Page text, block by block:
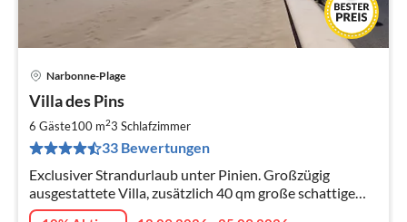
Narbonne-Plage
Villa des Pins
6 Gäste100 m23 Schlafzimmer
33 Bewertungen
Exclusiver Strandurlaub unter Pinien. Großzügig
ausgestattete Villa, zusätzlich 40 qm große schattige
Sommerküche, abgeschlossenes Gartengrundstück (200